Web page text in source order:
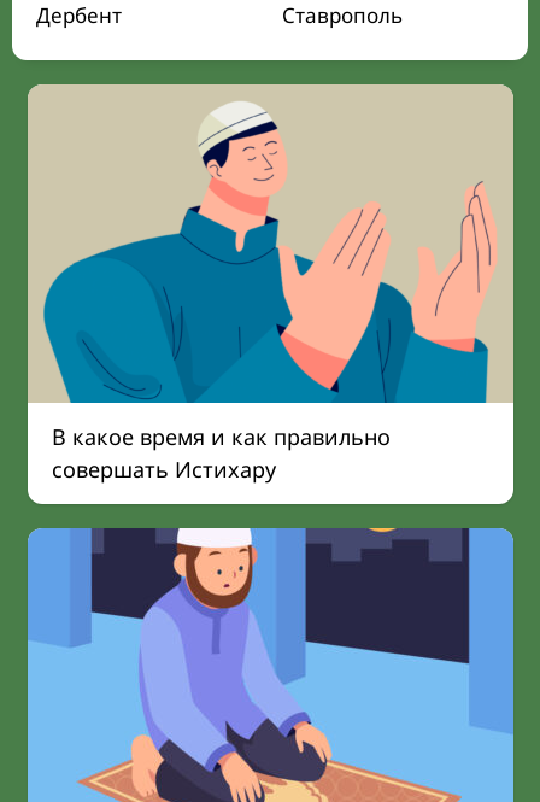
Дербент
Ставрополь
В какое время и как правильно
совершать Истихару